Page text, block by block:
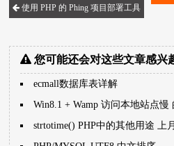
使用 PHP 的 Phing 项目部署工具
您可能还会对这些文章感兴
ecmall数据库表详解
Win8.1 + Wamp 访问本地站点慢
strtotime() PHP中的其他用途 上